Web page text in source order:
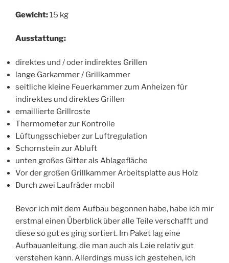
Gewicht:15 kg
Ausstattung:
direktes und / oder indirektes Grillen
lange Garkammer / Grillkammer
seitliche kleine Feuerkammer zum Anheizen für
indirektes und direktes Grillen
emaillierte Grillroste
Thermometer zur Kontrolle
Lüftungsschieber zur Luftregulation
Schornstein zur Abluft
unten großes Gitter als Ablagefläche
Vor der großen Grillkammer Arbeitsplatte aus Holz
Durch zwei Laufräder mobil
Bevor ich mit dem Aufbau begonnen habe, habe ich mir
erstmal einen Überblick über alle Teile verschafft und
diese so gut es ging sortiert. Im Paket lag eine
Aufbauanleitung, die man auch als Laie relativ gut
verstehen kann. Allerdings muss ich gestehen, ich